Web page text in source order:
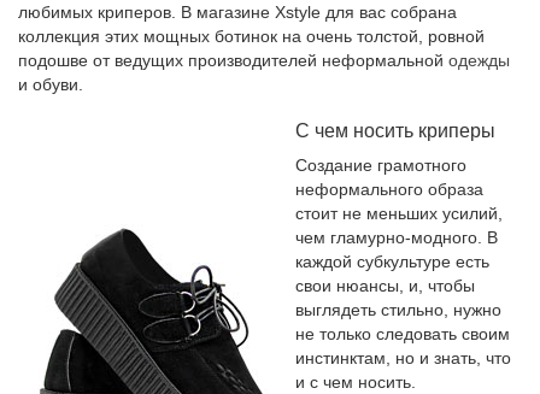
любимых криперов. В магазине Xstyle для вас собрана
коллекция этих мощных ботинок на очень толстой, ровной
подошве от ведущих производителей неформальной одежды
и обуви.
С чем носить криперы
Создание грамотного
неформального образа
стоит не меньших усилий,
чем гламурно-модного. В
каждой субкультуре есть
свои нюансы, и, чтобы
выглядеть стильно, нужно
не только следовать своим
инстинктам, но и знать, что
и с чем носить.